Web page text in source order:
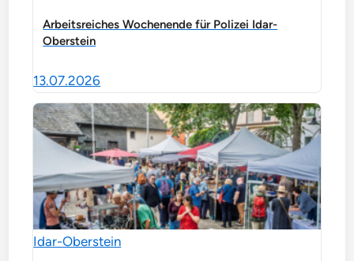
Arbeitsreiches Wochenende für Polizei Idar-
Oberstein
13.07.2026
Idar-Oberstein